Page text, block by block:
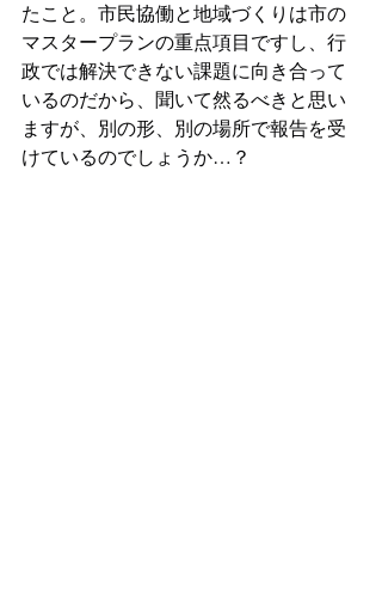
たこと。市民協働と地域づくりは市の
マスタープランの重点項目ですし、行
政では解決できない課題に向き合って
いるのだから、聞いて然るべきと思い
ますが、別の形、別の場所で報告を受
けているのでしょうか…？